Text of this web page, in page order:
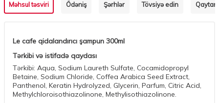
Məhsul təsviri Ödəniş Şərhlər Tövsiyə edin
Le cafe qidalandırıcı şampun 300ml
Tərkibi və istifadə qaydası
Tərkibi: Aqua, Sodium Laureth Sulfate, Cocamidopropyl
Betaine, Sodium Chloride, Coffea Arabica Seed Extract,
Panthenol, Keratin Hydrolyzed, Glycerin, Parfum, Citric Acid,
Methylchloroisothiazolinone, Methylisothiazolinone.